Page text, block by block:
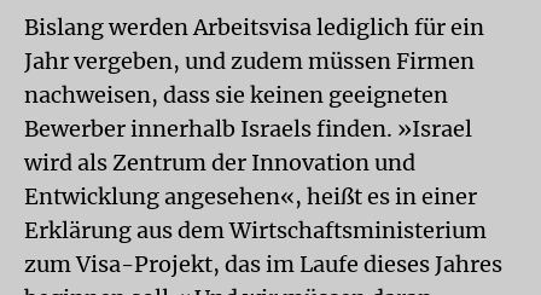
Bislang werden Arbeitsvisa lediglich für ein
Jahr vergeben, und zudem müssen Firmen
nachweisen, dass sie keinen geeigneten
Bewerber innerhalb Israels finden. »Israel
wird als Zentrum der Innovation und
Entwicklung angesehen«, heißt es in einer
Erklärung aus dem Wirtschaftsministerium
zum Visa-Projekt, das im Laufe dieses Jahres